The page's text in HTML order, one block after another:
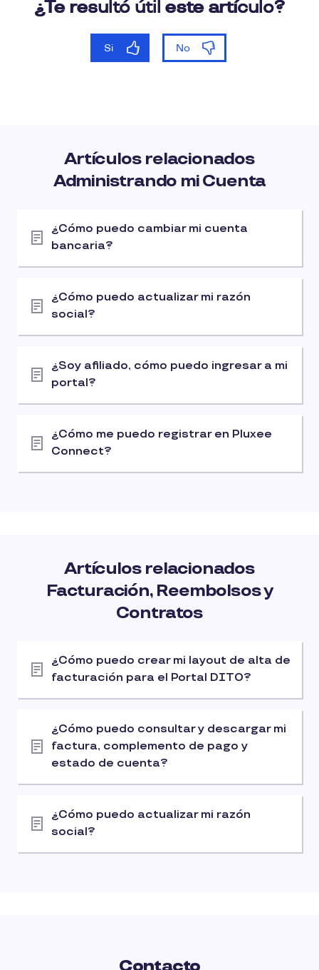
Artículos relacionados
Administrando mi Cuenta
¿Cómo puedo cambiar mi cuenta
bancaria?
¿Cómo puedo actualizar mi razón
social?
¿Soy afiliado, cómo puedo ingresar a mi
portal?
¿Cómo me puedo registrar en Pluxee
Connect?
Artículos relacionados
Facturación, Reembolsos y
Contratos
¿Cómo puedo crear mi layout de alta de
facturación para el Portal DITO?
¿Cómo puedo consultar y descargar mi
factura, complemento de pago y
estado de cuenta?
¿Cómo puedo actualizar mi razón
social?